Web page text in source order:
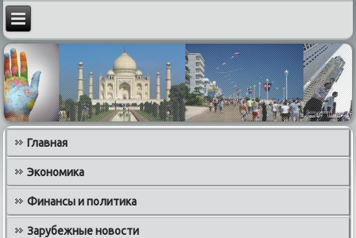
Главная
Экономика
Финансы и политика
Зарубежные новости